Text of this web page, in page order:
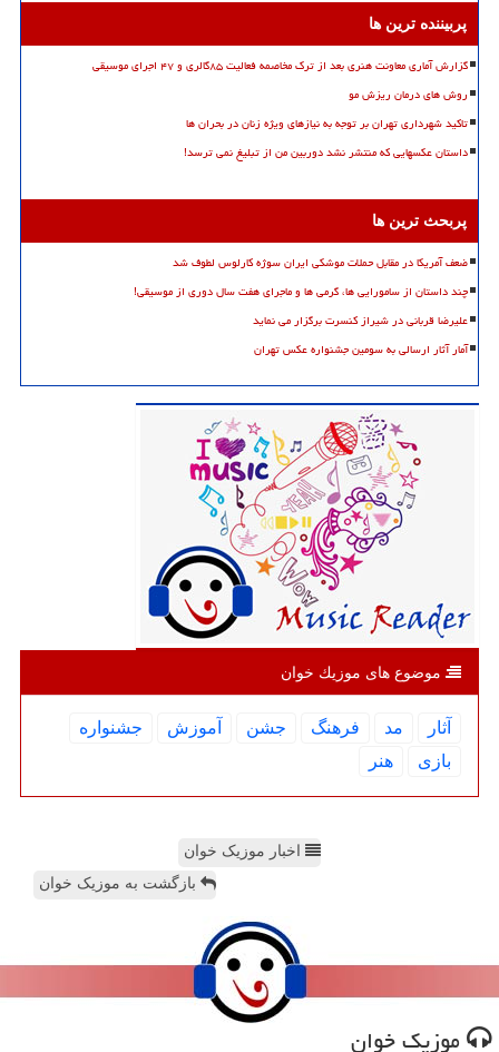
پربیننده ترین ها
گزارش آماری معاونت هنری بعد از ترک مخاصمه فعالیت ۸۵گالری و ۴۷ اجرای موسیقی
روش های درمان ریزش مو
تاکید شهرداری تهران بر توجه به نیازهای ویژه زنان در بحران ها
داستان عکسهایی که منتشر نشد دوربین من از تبلیغ نمی ترسد!
پربحث ترین ها
ضعف آمریکا در مقابل حملات موشکی ایران سوژه کارلوس لطوف شد
چند داستان از سامورایی ها، گرمی ها و ماجرای هفت سال دوری از موسیقی!
علیرضا قربانی در شیراز کنسرت برگزار می نماید
آمار آثار ارسالی به سومین جشنواره عکس تهران
موضوع های موزیك خوان
آثار مد فرهنگ جشن آموزش
جشنواره
بازی
هنر
اخبار موزیک خوان
بازگشت به موزیک خوان
موزیك خوان